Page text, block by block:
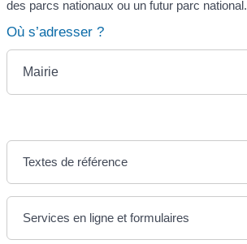
des parcs nationaux ou un futur parc national.
Où s’adresser ?
Mairie
Textes de référence
Services en ligne et formulaires